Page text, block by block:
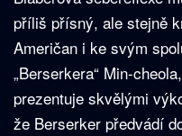
příliš přísný, ale stejně
Američan i ke svým
„Berserkera“ Min-
prezentuje skvělými
že Berserker předvádí